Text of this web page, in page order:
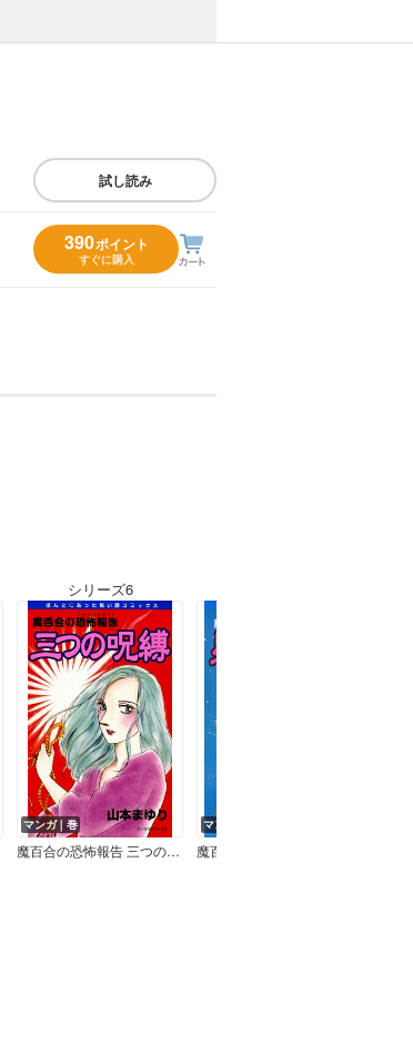
試し読み
390ポイント
すぐに購入
シリーズ6
マンガ｜巻
魔百合の恐怖報告 三つの呪縛
マンガ｜巻